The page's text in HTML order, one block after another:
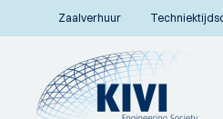
Zaalverhuur